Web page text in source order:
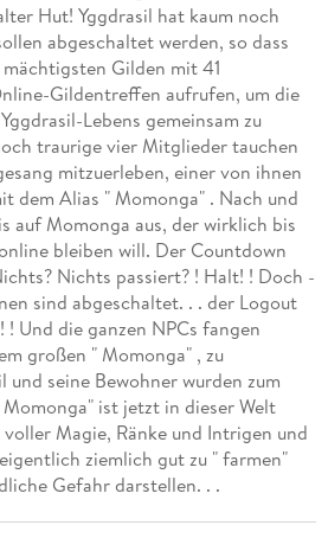
Hut! Yggdrasil hat kaum noch
abgeschaltet werden, so dass
Gilden mit 41
Gildentreffen aufrufen, um die
Lebens gemeinsam zu
traurige vier Mitglieder tauchen
mitzuerleben, einer von ihnen
dem Alias " Momonga" . Nach und
auf Momonga aus, der wirklich bis
bleiben will. Der Countdown
Nichts passiert? ! Halt! ! Doch -
sind abgeschaltet. . . der Logout
Und die ganzen NPCs fangen
großen " Momonga" , zu
und seine Bewohner wurden zum
ist jetzt in dieser Welt
Magie, Ränke und Intrigen und
ziemlich gut zu " farmen"
Gefahr darstellen. . .